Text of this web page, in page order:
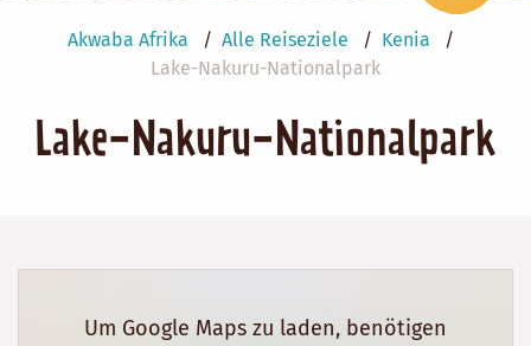
Akwaba Afrika Alle Reiseziele
Kenia
Lake-Nakuru-Nationalpark
Lake-Nakuru-Nationalpark
Um Google Maps zu laden, benötigen